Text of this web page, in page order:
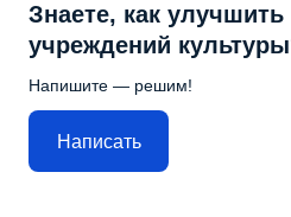
Знаете, как улучшить
учреждений
Напишите — решим!
Написать